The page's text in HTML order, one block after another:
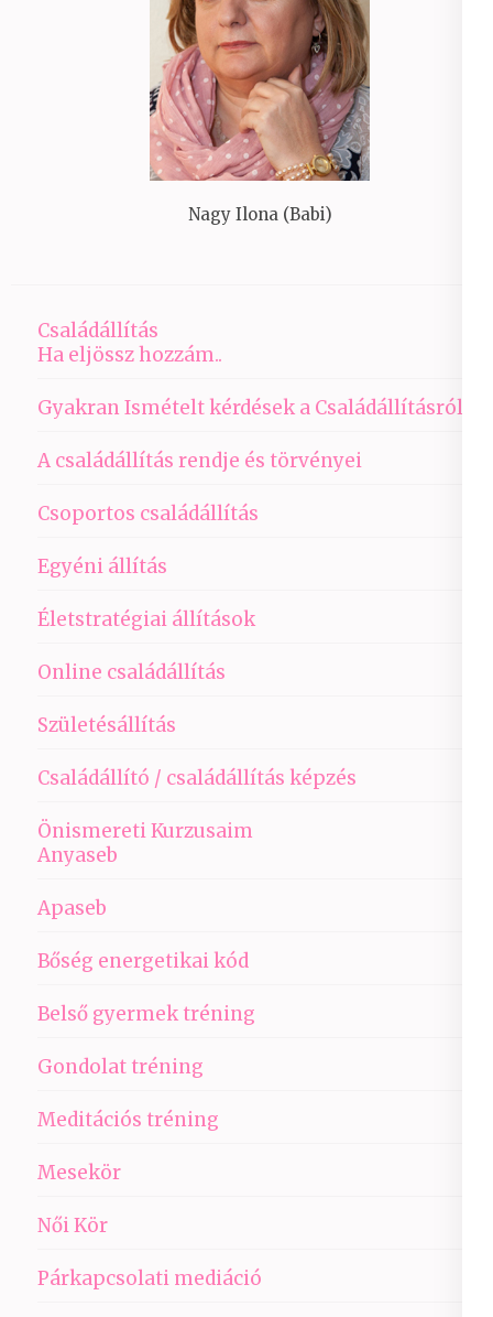
Nagy Ilona (Babi)
Családállítás
Ha eljössz hozzám..
Gyakran Ismételt kérdések a Családállításról
A családállítás rendje és törvényei
Csoportos családállítás
Egyéni állítás
Életstratégiai állítások
Online családállítás
Születésállítás
Családállító / családállítás képzés
Önismereti Kurzusaim
Anyaseb
Apaseb
Bőség energetikai kód
Belső gyermek tréning
Gondolat tréning
Meditációs tréning
Mesekör
Női Kör
Párkapcsolati mediáció